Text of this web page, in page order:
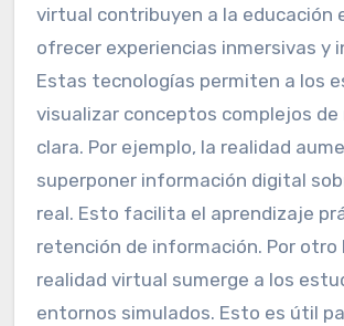
virtual contribuyen a la educación
ofrecer experiencias inmersivas y
Estas tecnologías permiten a los
visualizar conceptos complejos de
clara. Por ejemplo, la realidad
superponer información digital
real. Esto facilita el aprendizaje
retención de información. Por otro
realidad virtual sumerge a los
entornos simulados. Esto es útil